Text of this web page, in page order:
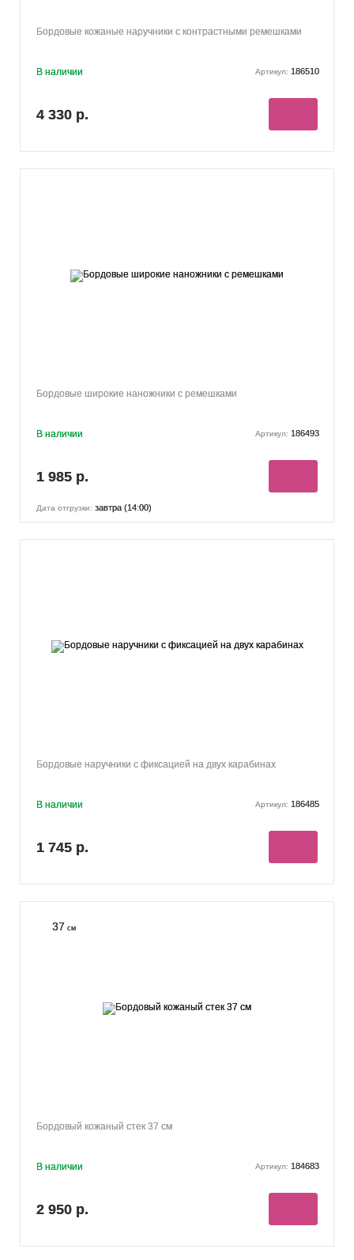
Бордовые кожаные наручники с контрастными ремешками
В наличии Артикул: 186510
4 330 р.
Бордовые широкие наножники с ремешками
В наличии Артикул: 186493
1 985 р.
Дата отгрузки: завтра (14:00)
Бордовые наручники с фиксацией на двух карабинах
В наличии Артикул: 186485
1 745 р.
37 см
Бордовый кожаный стек 37 см
В наличии Артикул: 184683
2 950 р.